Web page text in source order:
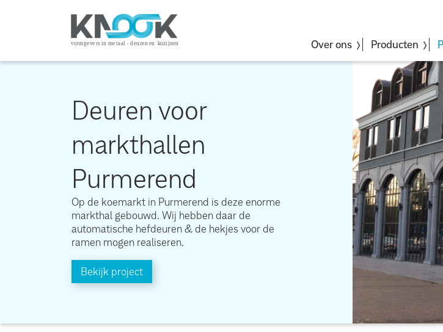
Over ons Producten
Deuren voor
markthallen
Purmerend
Op de koemarkt in Purmerend is deze enorme
markthal gebouwd. Wij hebben daar de
automatische hefdeuren & de hekjes voor de
ramen mogen realiseren.
Bekijk project